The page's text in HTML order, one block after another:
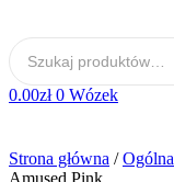
0.00zł 0 Wózek
Strona główna /Ogólna
Amused Pink